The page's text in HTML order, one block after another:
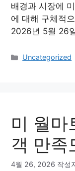
배경과 시장에
에 대해 구체적
2026년 5월 26
카
Uncategorized
미 월마
객 만족
4월 26, 2026 작성